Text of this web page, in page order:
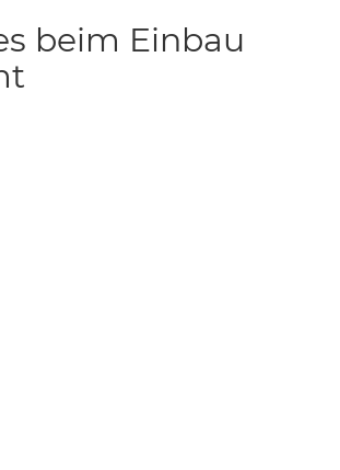
beim Einbau